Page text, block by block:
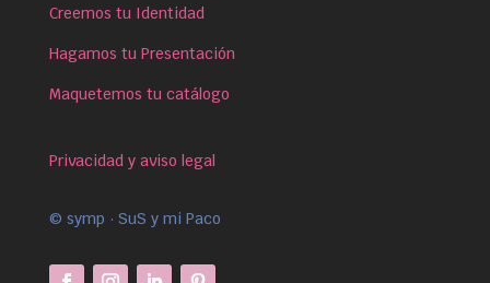
Creemos tu Identidad
Hagamos tu Presentación
Maquetemos tu catálogo
Privacidad y aviso legal
© symp · SuS y mi Paco